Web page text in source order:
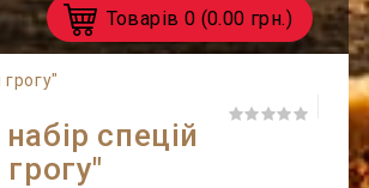
Товарів 0 (0.00 грн.)
спецій